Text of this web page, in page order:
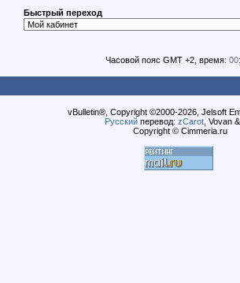
Быстрый переход
Часовой пояс GMT +2, время:
vBulletin®, Copyright ©2000-2026, Jelsoft
Русскийперевод: zCarot, Vovan
Copyright © Cimmeria.ru